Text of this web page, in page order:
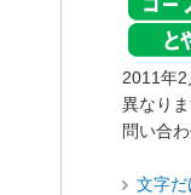
2011年
異なり
問い合
文字